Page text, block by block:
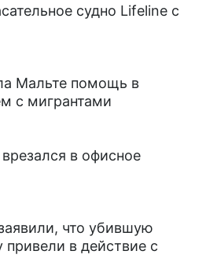
судно Lifeline с
Мальте помощь в
с мигрантами
в офисное
что убившую
в действие с